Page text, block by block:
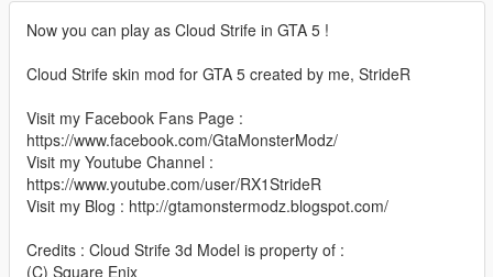
Now you can play as Cloud Strife in GTA 5 !
Cloud Strife skin mod for GTA 5 created by me, StrideR
Visit my Facebook Fans Page :
https://www.facebook.com/GtaMonsterModz/
Visit my Youtube Channel :
https://www.youtube.com/user/RX1StrideR
Visit my Blog : http://gtamonstermodz.blogspot.com/
Credits : Cloud Strife 3d Model is property of :
(C) Square Enix